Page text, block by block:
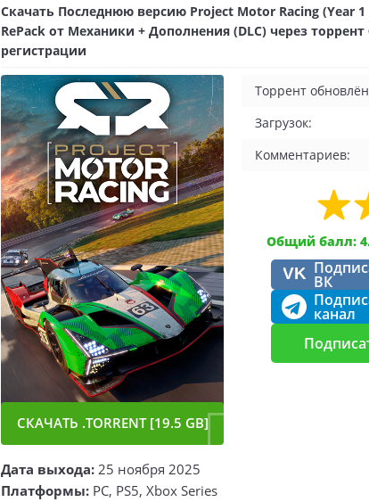
Скачать Последнюю версию Project Motor Racing (Year 1
RePack от Механики + Дополнения (DLC) через
регистрации
СКАЧАТЬ .TORRENT [19.5 GB]
Торрент
Загрузок:
Комментариев:
Общий балл:
VK ВК
канал
Дата выхода: 25 ноября 2025
Платформы: PC, PS5, Xbox Series